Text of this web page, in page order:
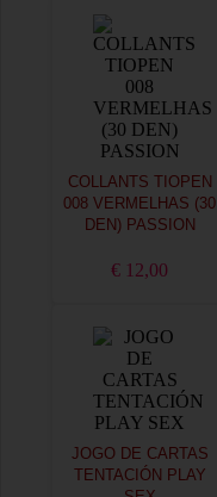
COLLANTS TIOPEN
008 VERMELHAS (30
DEN) PASSION
€ 12,00
JOGO DE CARTAS
TENTACIÓN PLAY